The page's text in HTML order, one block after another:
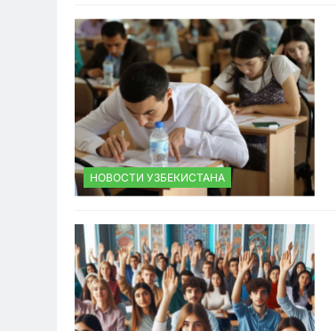
НОВОСТИ УЗБЕКИСТАНА